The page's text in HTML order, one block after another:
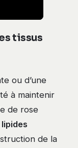
tissus
ou d’une
à maintenir
de rose
lipides
de la